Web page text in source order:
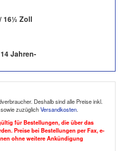
16½ Zoll
Jahren-
Deshalb sind alle Preise inkl.
zuzüglichVersandkosten.
für Bestellungen, die über das
Preise bei Bestellungen per Fax, e-
ohne weitere Ankündigung